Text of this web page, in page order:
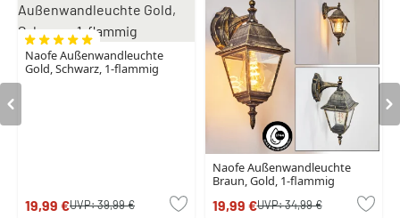
Naofe Außenwandleuchte
Gold, Schwarz, 1-flammig
19,99 €UVP:39,99 €
Naofe Außenwandleuchte
Braun, Gold, 1-flammig
19,99 €UVP:34,99 €